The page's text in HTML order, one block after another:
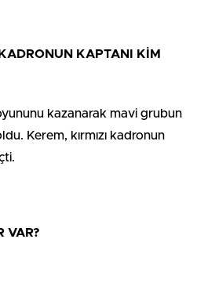
KAPTANI KİM
kazanarak mavi grubun
Kerem, kırmızı kadronun
VAR?